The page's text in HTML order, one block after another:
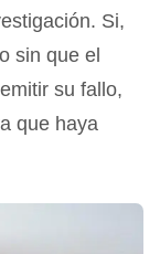
Si,
sin que el
su fallo,
que haya